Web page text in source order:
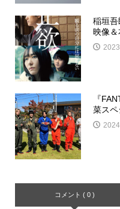
稲垣
映像＆
『
菜スペ
コメント ( 0 )